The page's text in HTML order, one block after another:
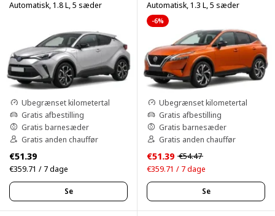
Automatisk, 1.8 L, 5 sæder
Ubegrænset kilometertal
Gratis afbestilling
Gratis barnesæder
Gratis anden chauffør
€51.39
€359.71 / 7 dage
Se
Automatisk, 1.3 L, 5 sæder
-6%
Ubegrænset kilometertal
Gratis afbestilling
Gratis barnesæder
Gratis anden chauffør
€51.39 €54.47
€359.71 / 7 dage
Se